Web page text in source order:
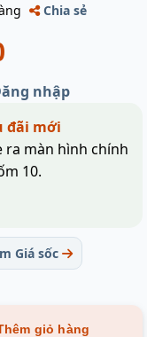
Chia sẻ
nhập
đãi mới
ra màn hình chính
10.
Giá sốc
giỏ hàng